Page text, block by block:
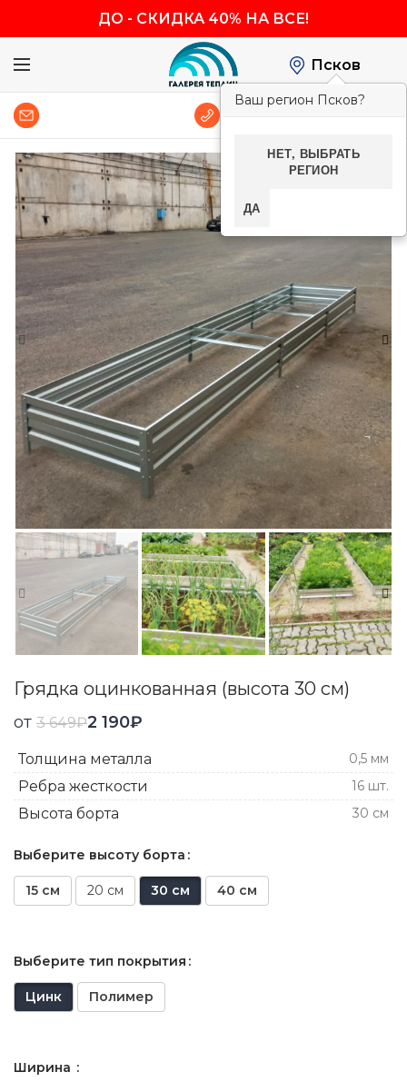
ДО - СКИДКА 40% НА ВСЕ!
Псков
Ваш регион Псков?
НЕТ, ВЫБРАТЬ
РЕГИОН
ДА
Грядка оцинкованная (высота 30 см)
от 3 649₽2 190₽
Толщина металла 0,5 мм
Ребра жесткости 16 шт.
Высота борта 30 см
Выберите высоту борта
15 см 20 см 30 см 40 см
Выберите тип покрытия
Цинк Полимер
Ширина